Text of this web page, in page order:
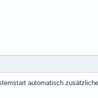
automatisch